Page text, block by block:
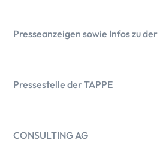
Presseanzeigen sowie Infos zu der
Pressestelle der TAPPE
CONSULTING AG